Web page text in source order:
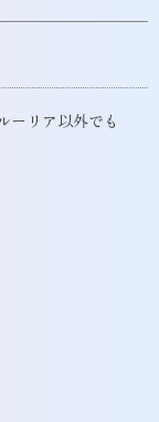
ーリア以外でも